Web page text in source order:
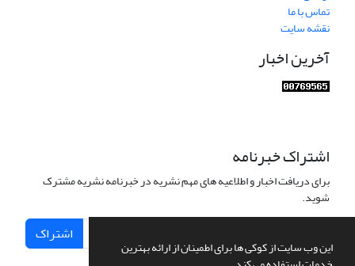
این وب سایت از کوکی ها برای اطمینان از ارائه بهترین
تماس با ما
نقشه سایت
آخرین اخبار
اشتراک خبرنامه
برای دریافت اخبار و اطلاعیه های مهم نشریه در خبرنامه نشریه مشترک
شوید.
اشتراک